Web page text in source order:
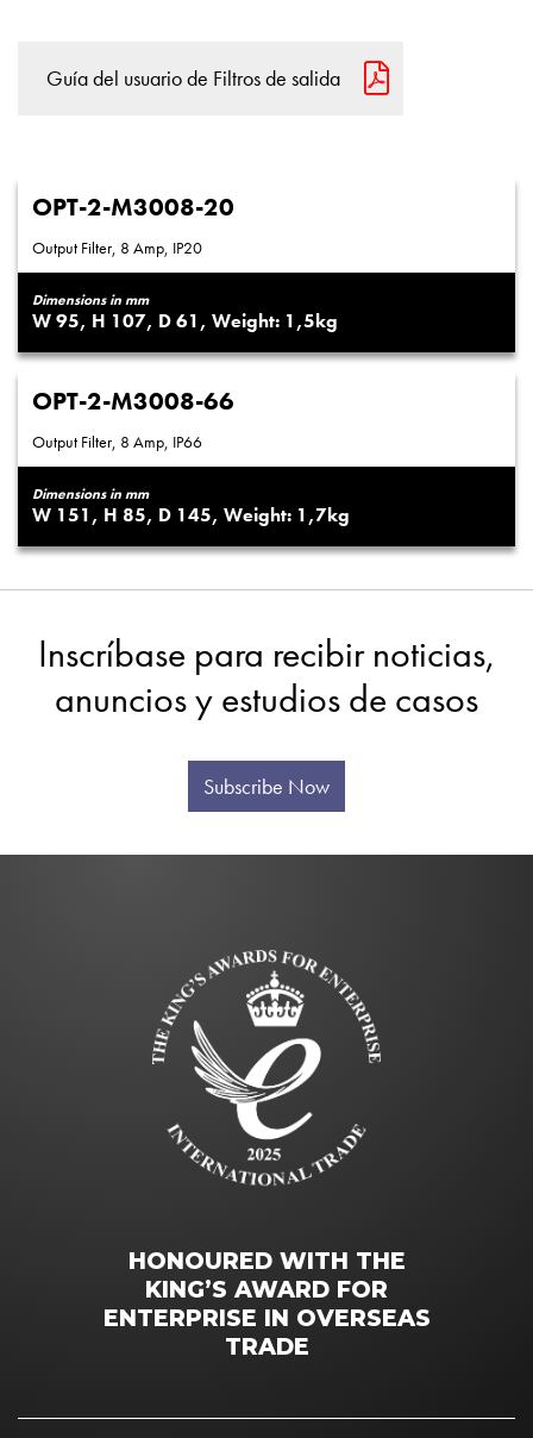
Guía del usuario de Filtros de salida
OPT-2-M3008-20
Output Filter, 8 Amp, IP20
Dimensions in mm
95 107 61 1,5
OPT-2-M3008-66
Output Filter, 8 Amp, IP66
Dimensions in mm
151 85 145 1,7
Inscríbase para recibir noticias,
anuncios y estudios de casos
Subscribe Now
HONOURED WITH THE
KING’S AWARD FOR
ENTERPRISE IN OVERSEAS
TRADE